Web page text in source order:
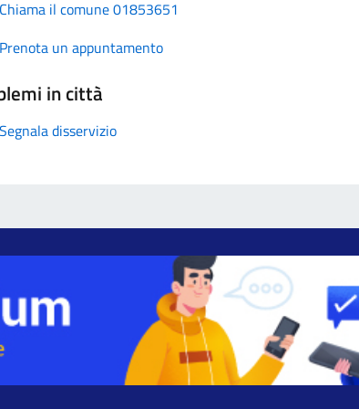
Chiama il comune 01853651
Prenota un appuntamento
in città
Segnala disservizio